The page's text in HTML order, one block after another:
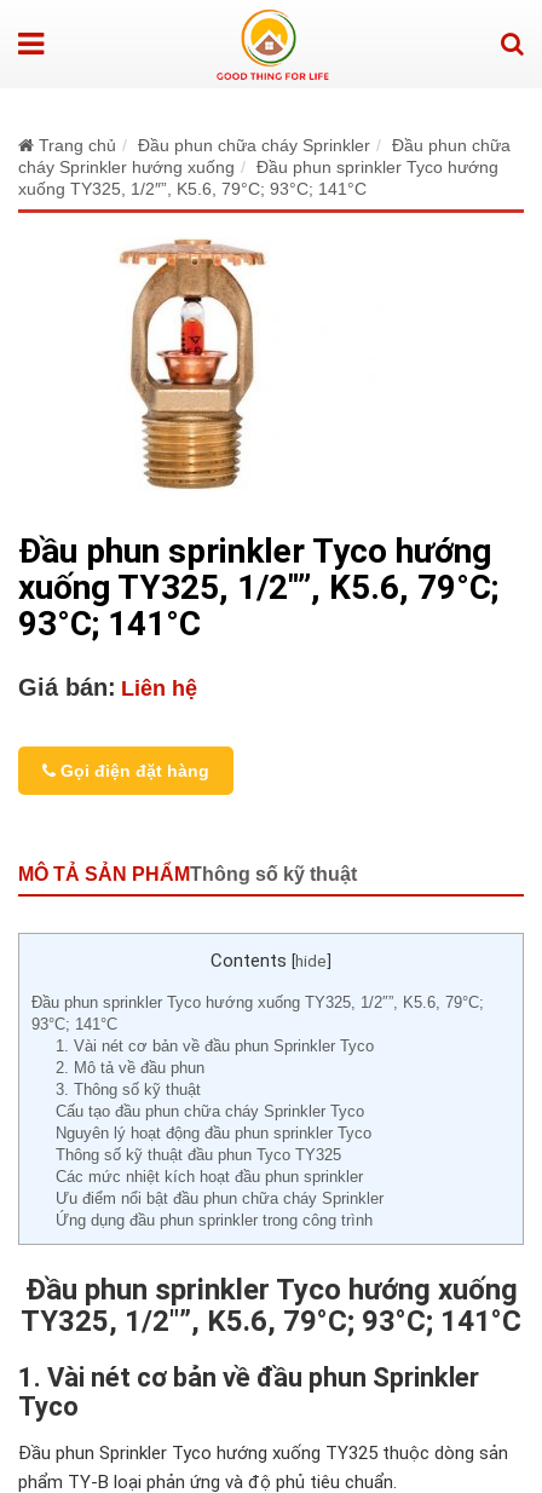
Trang chủ Đầu phun chữa cháy Sprinkler
Đầu phun chữa
cháy Sprinkler hướng xuống
Đầu phun sprinkler Tyco hướng
xuống TY325, 1/2″”, K5.6, 79°C; 93°C; 141°C
Đầu phun sprinkler Tyco hướng
xuống TY325, 1/2″”, K5.6, 79°C;
93°C; 141°C
Giá bán: Liên hệ
Gọi điện đặt hàng
MÔ TẢ SẢN PHẨMThông số kỹ thuật
Contents [hide]
Đầu phun sprinkler Tyco hướng xuống TY325, 1/2″”, K5.6, 79°C;
93°C; 141°C
1. Vài nét cơ bản về đầu phun Sprinkler Tyco
2. Mô tả về đầu phun
3. Thông số kỹ thuật
Cấu tạo đầu phun chữa cháy Sprinkler Tyco
Nguyên lý hoạt động đầu phun sprinkler Tyco
Thông số kỹ thuật đầu phun Tyco TY325
Các mức nhiệt kích hoạt đầu phun sprinkler
Ưu điểm nổi bật đầu phun chữa cháy Sprinkler
Ứng dụng đầu phun sprinkler trong công trình
Đầu phun sprinkler Tyco hướng xuống
TY325, 1/2″”, K5.6, 79°C; 93°C; 141°C
1. Vài nét cơ bản về đầu phun Sprinkler
Tyco
Đầu phun Sprinkler Tyco hướng xuống TY325 thuộc dòng sản
phẩm TY-B loại phản ứng và độ phủ tiêu chuẩn.